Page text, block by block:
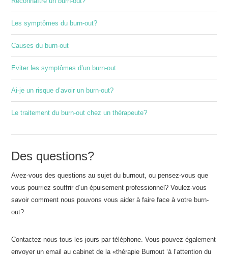
Les symptômes du burn-out?
Causes du burn-out
Eviter les symptômes d’un burn-out
Ai-je un risque d’avoir un burn-out?
Le traitement du burn-out chez un thérapeute?
Des questions?
Avez-vous des questions au sujet du burnout, ou pensez-vous que
vous pourriez souffrir d’un épuisement professionnel? Voulez-vous
savoir comment nous pouvons vous aider à faire face à votre burn-
out?
Contactez-nous tous les jours par téléphone. Vous pouvez également
envoyer un email au cabinet de la «thérapie Burnout ‘à l’attention du